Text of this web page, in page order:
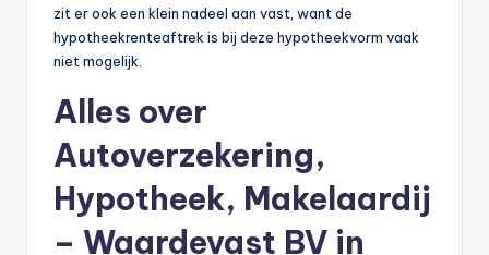
zit er ook een klein nadeel aan vast, want de
hypotheekrenteaftrek is bij deze hypotheekvorm vaak
niet mogelijk.
Alles over
Autoverzekering,
Hypotheek, Makelaardij
– Waardevast BV in